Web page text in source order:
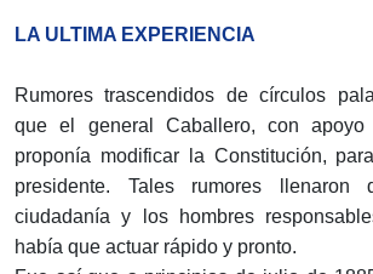
LA ULTIMA EXPERIENCIA
Rumores trascendidos de círculos
que el general Caballero, con
proponía modificar la Constitución,
presidente. Tales rumores
ciudadanía y los hombres
había que actuar rápido y pronto.